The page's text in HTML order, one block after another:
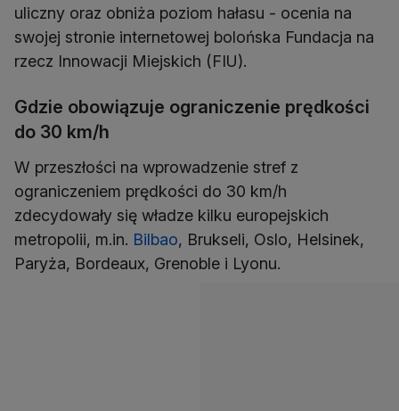
uliczny oraz obniża poziom hałasu - ocenia na
swojej stronie internetowej bolońska Fundacja na
rzecz Innowacji Miejskich (FIU).
Gdzie obowiązuje ograniczenie prędkości
do 30 km/h
W przeszłości na wprowadzenie stref z
ograniczeniem prędkości do 30 km/h
zdecydowały się władze kilku europejskich
metropolii, m.in. Bilbao, Brukseli, Oslo, Helsinek,
Paryża, Bordeaux, Grenoble i Lyonu.